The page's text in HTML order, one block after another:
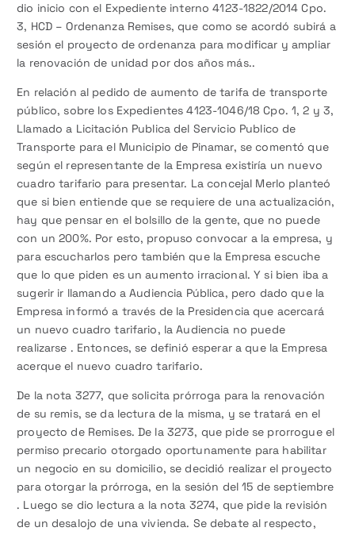
dio inicio con el Expediente interno 4123-1822/2014 Cpo.
3, HCD – Ordenanza Remises, que como se acordó subirá a
sesión el proyecto de ordenanza para modificar y ampliar
la renovación de unidad por dos años más..
En relación al pedido de aumento de tarifa de transporte
público, sobre los Expedientes 4123-1046/18 Cpo. 1, 2 y 3,
Llamado a Licitación Publica del Servicio Publico de
Transporte para el Municipio de Pinamar, se comentó que
según el representante de la Empresa existiría un nuevo
cuadro tarifario para presentar. La concejal Merlo planteó
que si bien entiende que se requiere de una actualización,
hay que pensar en el bolsillo de la gente, que no puede
con un 200%. Por esto, propuso convocar a la empresa, y
para escucharlos pero también que la Empresa escuche
que lo que piden es un aumento irracional. Y si bien iba a
sugerir ir llamando a Audiencia Pública, pero dado que la
Empresa informó a través de la Presidencia que acercará
un nuevo cuadro tarifario, la Audiencia no puede
realizarse . Entonces, se definió esperar a que la Empresa
acerque el nuevo cuadro tarifario.
De la nota 3277, que solicita prórroga para la renovación
de su remis, se da lectura de la misma, y se tratará en el
proyecto de Remises. De la 3273, que pide se prorrogue el
permiso precario otorgado oportunamente para habilitar
un negocio en su domicilio, se decidió realizar el proyecto
para otorgar la prórroga, en la sesión del 15 de septiembre
. Luego se dio lectura a la nota 3274, que pide la revisión
de un desalojo de una vivienda. Se debate al respecto,